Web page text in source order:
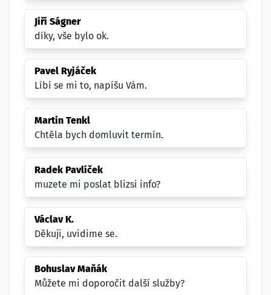
Jiří Ságner
díky, vše bylo ok.
Pavel Ryjáček
Líbí se mi to, napíšu Vám.
Martin Tenkl
Chtěla bych domluvit termín.
Radek Pavlíček
muzete mi poslat blizsi info?
Václav K.
Děkuji, uvidime se.
Bohuslav Maňák
Můžete mi doporočit další služby?